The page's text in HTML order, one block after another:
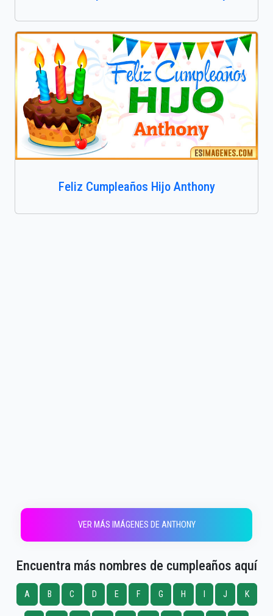
Feliz Cumpleaños Hijo Anthony
VER MÁS IMÁGENES DE ANTHONY
Encuentra más nombres de cumpleaños aquí
A B C D E F G H J K